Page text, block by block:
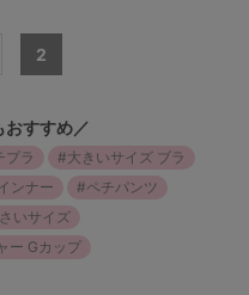
2
おすすめ／
プラ
大きいサイズ ブラ
ンナー
ペチパンツ
いサイズ
ー Gカップ